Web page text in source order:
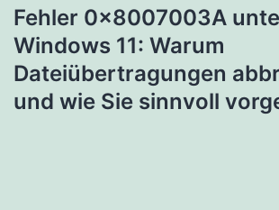
Fehler 0x8007003A
Windows 11: Warum
Dateiübertragungen
und wie Sie sinnvoll